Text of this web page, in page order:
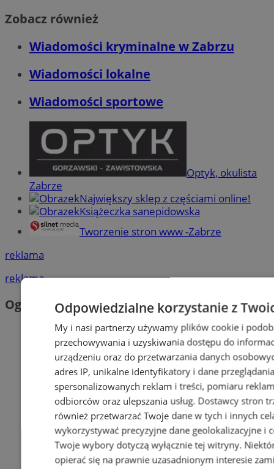
Zobacz również
Wiadomości kryminalne w Zabrzu
Wiadomości lokalne
Wiadomości sportowe
Optyk, okulista
Zabrze
Największy sklep z częściami online!
Książeczka sanepidowska
Tworzenie stron www -Zabrze
reklama
reklama
OgłoszeniaOdpowiedzialne korzystanie z
My i nasi partnerzy używamy plików cookie i
przechowywania i uzyskiwania dostępu do
urządzeniu oraz do przetwarzania danych
adres IP, unikalne identyfikatory i dane
spersonalizowanych reklam i treści, pomiaru
odbiorców oraz ulepszania usług. Dostawcy stron
również przetwarzać Twoje dane w tych i innych
wykorzystywać precyzyjne dane geolokalizacyjne i
Twoje wybory dotyczą wyłącznie tej witryny.
opierać się na prawnie uzasadnionym interesie